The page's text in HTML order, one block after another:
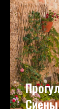
Сиены